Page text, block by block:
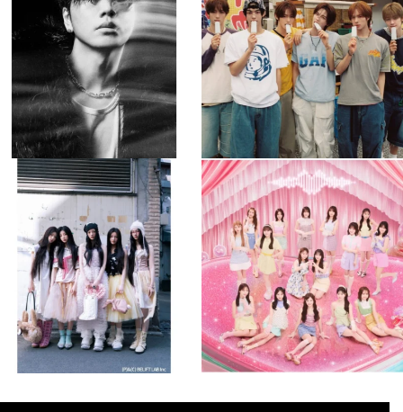
8月 4
110 0
8月 4
5 0
musicjapantv
💡8月特番放送決定！
8月 4
1 0
musicjapantv
💡8月特番放送決定！
...
8月 4
1 0